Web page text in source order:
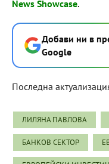
News Showcase.
Добави ни в
Google
Последна
ЛИЛЯНА ПАВЛОВА
БАНКОВ СЕКТОР